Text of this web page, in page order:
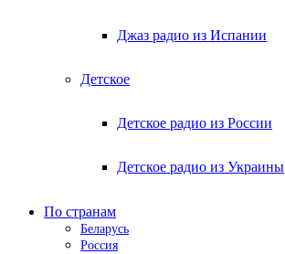
Джаз радио из Испании
Детское
Детское радио из России
Детское радио из Украины
По странам
Беларусь
Россия